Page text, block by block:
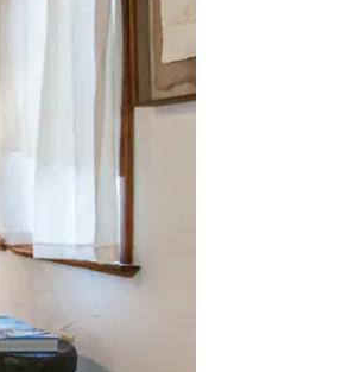
i dodirom ili prelaskom prstom po zaslonu.